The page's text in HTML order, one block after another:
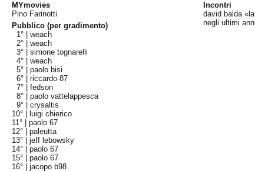
MYmovies
Pino Farinotti
Pubblico (per gradimento)
1° |weach
2° |weach
3° |simone tognarelli
4° |weach
5° |paolo bisi
6° |riccardo-87
7° |fedson
8° |paolo vattelappesca
9° |crysaltis
10° |
luigi chierico
11° |paolo 67
12° |paleutta
13° |jeff lebowsky
14° |paolo 67
15° |paolo 67
16° |jacopo b98
Incontri
david balda
negli ultimi